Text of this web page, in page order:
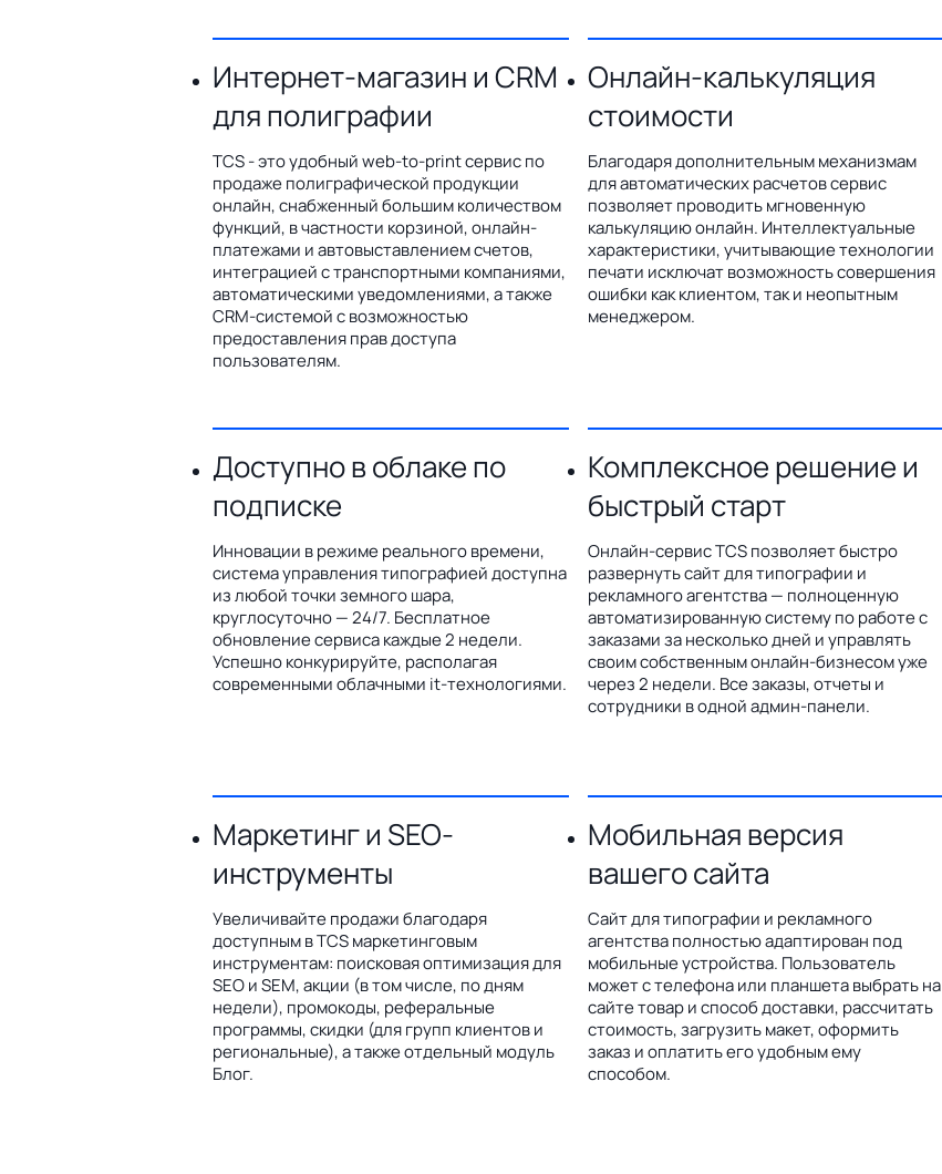
Интернет-магазин и CRM
для полиграфии
TCS - это удобный web-to-print сервис по
продаже полиграфической продукции
онлайн, снабженный большим количеством
функций, в частности корзиной, онлайн-
платежами и автовыставлением счетов,
интеграцией с транспортными компаниями,
автоматическими уведомлениями, а также
CRM-системой с возможностью
предоставления прав доступа
пользователям.
Онлайн-калькуляция
стоимости
Благодаря дополнительным механизмам
для автоматических расчетов сервис
позволяет проводить мгновенную
калькуляцию онлайн. Интеллектуальные
характеристики, учитывающие технологии
печати исключат возможность совершения
ошибки как клиентом, так и неопытным
менеджером.
Доступно в облаке по
подписке
Инновации в режиме реального времени,
система управления типографией доступна
из любой точки земного шара,
круглосуточно — 24/7. Бесплатное
обновление сервиса каждые 2 недели.
Успешно конкурируйте, располагая
современными облачными it-технологиями.
Комплексное решение и
быстрый старт
Онлайн-сервис TCS позволяет быстро
развернуть сайт для типографии и
рекламного агентства — полноценную
автоматизированную систему по работе с
заказами за несколько дней и управлять
своим собственным онлайн-бизнесом уже
через 2 недели. Все заказы, отчеты и
сотрудники в одной админ-панели.
Маркетинг и SEO-
инструменты
Увеличивайте продажи благодаря
доступным в TCS маркетинговым
инструментам: поисковая оптимизация для
SEO и SEM, акции (в том числе, по дням
недели), промокоды, реферальные
программы, скидки (для групп клиентов и
региональные), а также отдельный модуль
Блог.
Мобильная версия
вашего сайта
Сайт для типографии и рекламного
агентства полностью адаптирован под
мобильные устройства. Пользователь
может с телефона или планшета выбрать на
сайте товар и способ доставки, рассчитать
стоимость, загрузить макет, оформить
заказ и оплатить его удобным ему
способом.